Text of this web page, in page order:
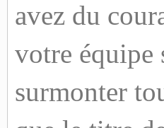
avez du
votre équipe
surmonter